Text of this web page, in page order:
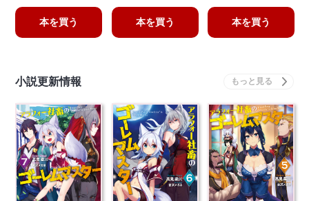
本を買う 本を買う 本を買う
小説更新情報